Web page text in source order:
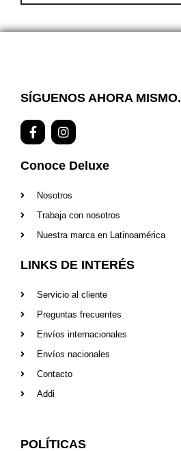
SÍGUENOS AHORA MISMO.
F
a
e
b
o
k
I
n
t
a
r
a
Conoce Deluxe
Nosotros
Trabaja con nosotros
Nuestra marca en Latinoamérica
LINKS DE INTERÉS
Servicio al cliente
Preguntas frecuentes
Envíos internacionales
Envíos nacionales
Contacto
Addi
POLÍTICAS